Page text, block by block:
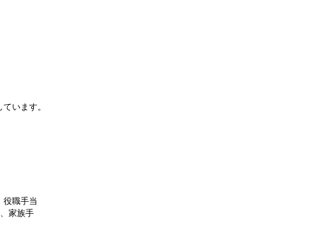
います。
役職手当
家族手